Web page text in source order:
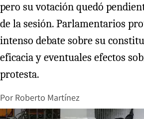
pero su votación quedó
de la sesión. Parlamentarios
intenso debate sobre su
eficacia y eventuales efectos
protesta.
Por Roberto Martínez